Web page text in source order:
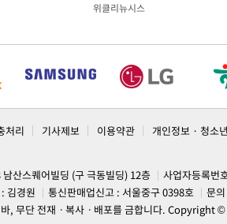
위클리뉴시스
처리 기사제보 이용약관 개인정보 · 청소
산스퀘어빌딩 (구 극동빌딩) 12층
사업자등록번
김경원 통신판매업신고 : 서울중구 0398호 문
바, 무단 전재ㆍ복사ㆍ배포를 금합니다.